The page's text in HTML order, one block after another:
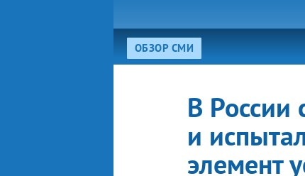
ОБЗОР СМИ
В России
и
элемент